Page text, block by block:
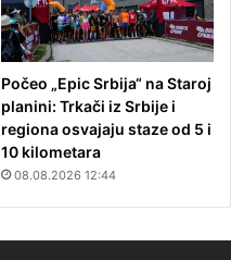
Počeo „Epic Srbija“ na Staroj
planini: Trkači iz Srbije i
regiona osvajaju staze od 5 i
10 kilometara
08.08.2026 12:44